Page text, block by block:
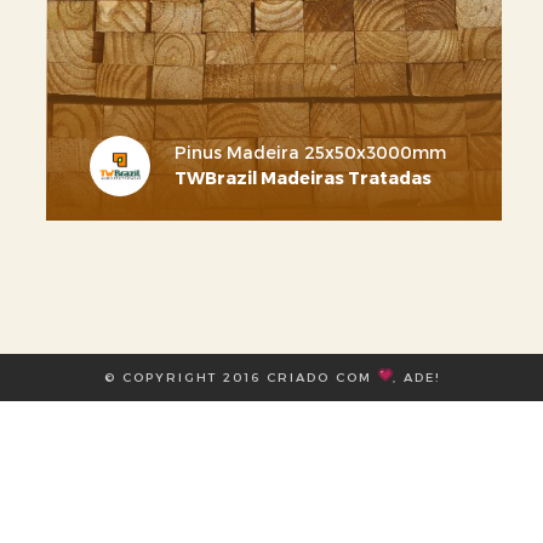
Contato
Torne-se um associado
Login
Pinus Madeira 25x50x3000mm
TWBrazil Madeiras Tratadas
© COPYRIGHT 2016 CRIADO COM , ADE!